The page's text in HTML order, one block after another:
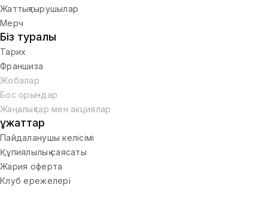
Жаттықтырушылар
Мерч
Біз туралы
Тарих
Франшиза
Жобалар
Бос орындар
Жаңалықтар мен акциялар
Құжаттар
Пайдаланушы келісімі
Құпиялылық саясаты
Жария оферта
Клуб ережелері